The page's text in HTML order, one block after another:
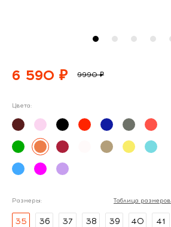
6 590 ₽ 9990 ₽
Цвета:
Размеры: Таблица размеров
35 36 37 38 39 40 41